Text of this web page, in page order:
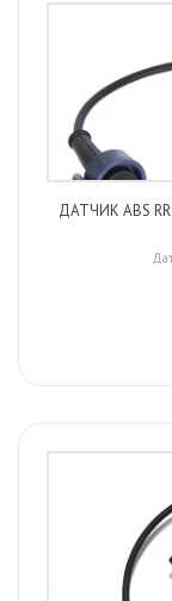
ДАТЧИК ABS RR